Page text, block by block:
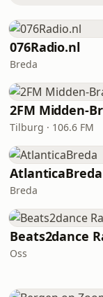
076Radio.nl
Breda
2FM Midden-
Tilburg · 106.6 FM
AtlanticaBreda
Breda
Oss